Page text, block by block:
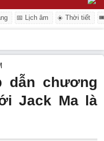
📅 Lịch âm ☀️ Thời tiết
dẫn chương
Jack Ma là